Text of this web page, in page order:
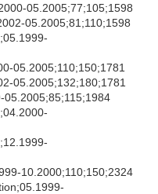
05.2005;77;105;1598
05.2005;81;110;1598
05.2005;110;150;1781
05.2005;132;180;1781
05.2005;85;115;1984
10.2000;110;150;2324